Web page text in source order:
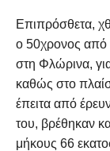
Επιπρόσθετα,
ο 50χρονος από
στη Φλώρινα,
καθώς στο
έπειτα από
του, βρέθηκαν
μήκους 66